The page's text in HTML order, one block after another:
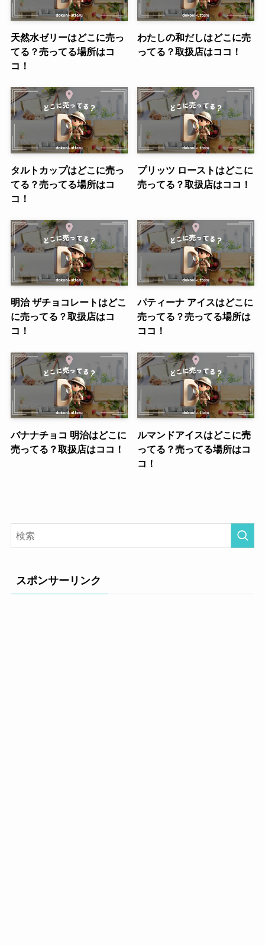
天然水ゼリーはどこに売っ
てる？売ってる場所はコ
コ！
わたしの和だしはどこに売
ってる？取扱店はココ！
タルトカップはどこに売っ
てる？売ってる場所はコ
コ！
プリッツ ローストはどこに
売ってる？取扱店はココ！
明治 ザチョコレートはどこ
に売ってる？取扱店はコ
コ！
パティーナ アイスはどこに
売ってる？売ってる場所は
ココ！
バナナチョコ 明治はどこに
売ってる？取扱店はココ！
ルマンドアイスはどこに売
ってる？売ってる場所はコ
コ！
スポンサーリンク